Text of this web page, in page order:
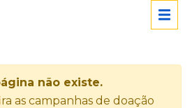
não existe.
as campanhas de doação